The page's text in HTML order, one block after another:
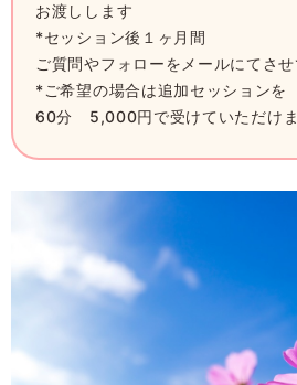
お渡しします
*セッション後１ヶ月間
ご質問やフォローをメールにてさ
*ご希望の場合は追加セッションを
60分 5,000円で受けていただけ